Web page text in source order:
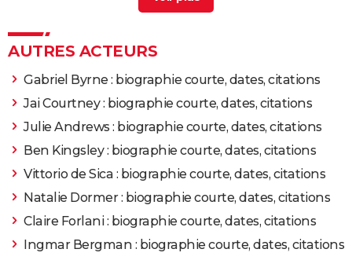
2013 Star Trek Into Darkness
2012 FlightRôle: Charlie Anderson
2011 Super 8Rôle: Cooper
2011 Le Monde de BarneyRôle: Blair
2010 The Dinner
La Dernière Piste Rôle: Stephen Meek
Bruce willis 5eme element
> Accueil - Film de
Clint Eastwood : le réalisateur de 96 ans a
officiellement pris sa retraite, les dernières nouvelles
sur sa santé
> Guide
AUTRES ACTEURS
Gabriel Byrne : biographie courte, dates, citations
Jai Courtney : biographie courte, dates, citations
Julie Andrews : biographie courte, dates, citations
Ben Kingsley : biographie courte, dates, citations
Vittorio de Sica : biographie courte, dates, citations
Natalie Dormer : biographie courte, dates, citations
Claire Forlani : biographie courte, dates, citations
Ingmar Bergman : biographie courte, dates, citations